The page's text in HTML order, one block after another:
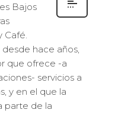
Bajos
Café.
hace años,
que ofrece -a
servicios a
y en el que la
parte de la